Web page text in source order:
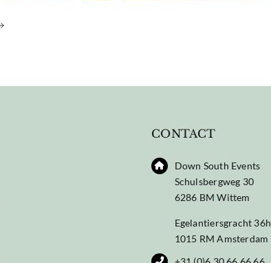
CONTACT
Down South Events
Schulsbergweg 30
6286 BM Wittem
Egelantiersgracht 36h
1015 RM Amsterdam